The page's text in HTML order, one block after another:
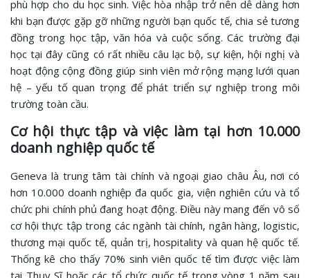
phù hợp cho du học sinh. Việc hòa nhập trở nên dễ dàng hơn
khi bạn được gặp gỡ những người bạn quốc tế, chia sẻ tương
đồng trong học tập, văn hóa và cuộc sống. Các trường đại
học tại đây cũng có rất nhiều câu lạc bộ, sự kiện, hội nghị và
hoạt động cộng đồng giúp sinh viên mở rộng mạng lưới quan
hệ – yếu tố quan trọng để phát triển sự nghiệp trong môi
trường toàn cầu.
Cơ hội thực tập và việc làm tại hơn 10.000
doanh nghiệp quốc tế
Geneva là trung tâm tài chính và ngoại giao châu Âu, nơi có
hơn 10.000 doanh nghiệp đa quốc gia, viện nghiên cứu và tổ
chức phi chính phủ đang hoạt động. Điều này mang đến vô số
cơ hội thực tập trong các ngành tài chính, ngân hàng, logistic,
thương mại quốc tế, quản trị, hospitality và quan hệ quốc tế.
Thống kê cho thấy 70% sinh viên quốc tế tìm được việc làm